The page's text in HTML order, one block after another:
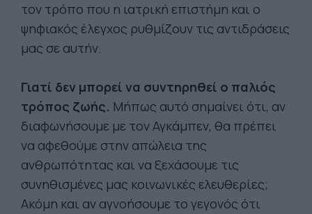
τον τρόπο που η ιατρική επιστήμη και ο
ψηφιακός έλεγχος ρυθμίζουν τις αντιδράσεις
μας σε αυτήν.
Γιατί δεν μπορεί να συντηρηθεί ο παλιός
τρόπος ζωής. Μήπως αυτό σημαίνει ότι, αν
διαφωνήσουμε με τον Αγκάμπεν, θα πρέπει
να αφεθούμε στην απώλεια της
ανθρωπότητας και να ξεχάσουμε τις
συνηθισμένες μας κοινωνικές ελευθερίες;
Ακόμη και αν αγνοήσουμε το γεγονός ότι